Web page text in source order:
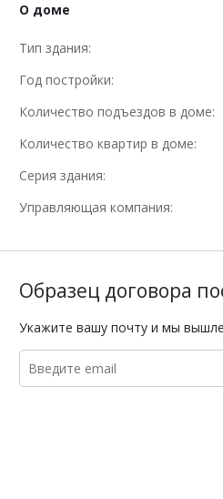
О доме
Тип здания:
Год постройки:
Количество подъездов в доме:
Количество квартир в доме:
Серия здания:
Управляющая компания:
Образец договора
Укажите вашу почту и мы